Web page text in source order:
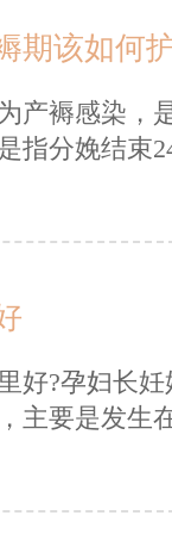
期该如何
褥感染，
指分娩结束
?孕妇长妊
主要是发生